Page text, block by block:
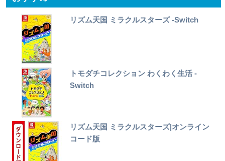
リズム天国 ミラクルスターズ -Switch
トモダチコレクション わくわく生活 -
Switch
リズム天国 ミラクルスターズ|オンライン
コード版